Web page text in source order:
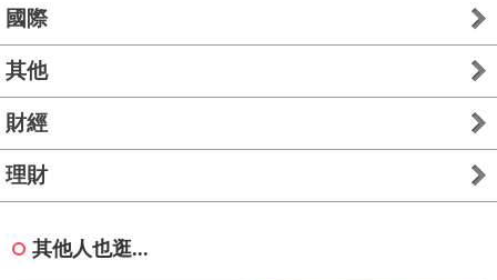
國際
其他
財經
理財
其他人也逛...